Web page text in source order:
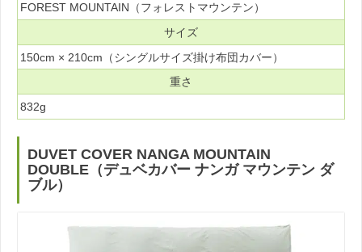
FOREST MOUNTAIN（フォレストマウンテン）
サイズ
150cm × 210cm（シングルサイズ掛け布団カバー）
重さ
832g
DUVET COVER NANGA MOUNTAIN
DOUBLE（デュベカバー ナンガ マウンテン ダ
ブル）